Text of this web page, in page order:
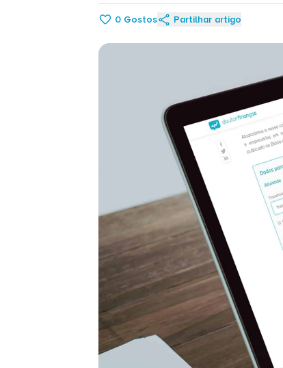
0 Gostos Partilhar artigo